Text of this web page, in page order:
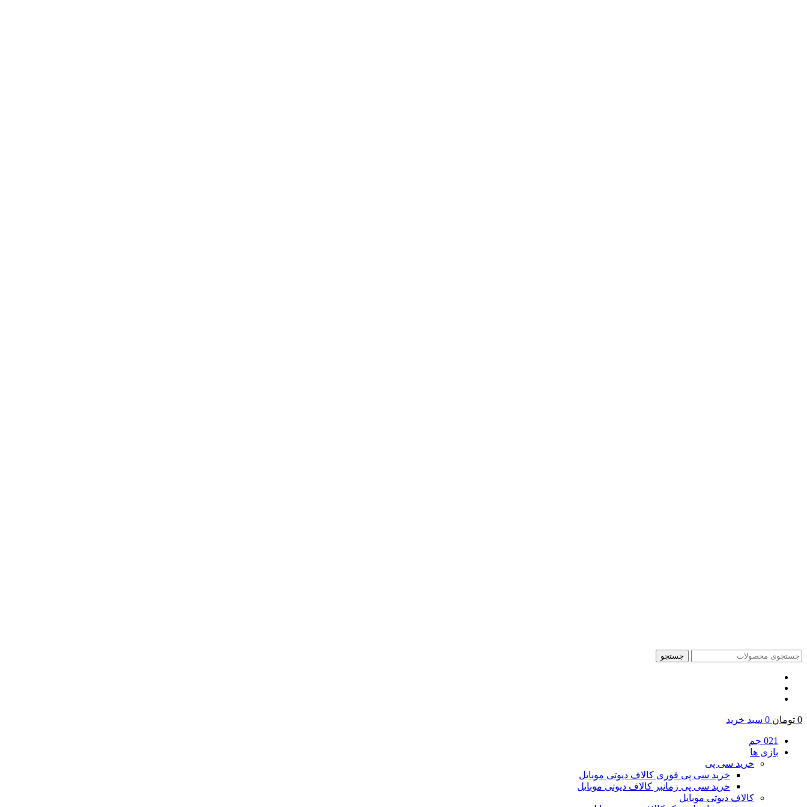
جستجو
0 تومان 0 سبد خرید
021 جم
بازی ها
خرید سی پی
خرید سی پی فوری کالاف دیوتی موبایل
خرید سی پی زمانبر کالاف دیوتی موبایل
کالاف دیوتی موبایل